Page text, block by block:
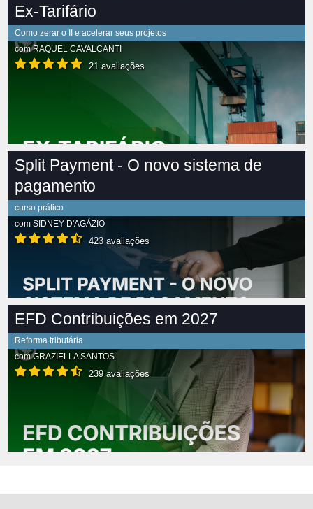
Ex-Tarifário
Como zerar o II e acelerar seus projetos
comRAQUEL CAVALCANTI
21 avaliações
Split Payment - O novo sistema de
pagamento
curso prático
com SIDNEY D'AGÁZIO
423 avaliações
EFD Contribuições em 2027
Reforma tributária
comGRAZIELLA SANTOS
239 avaliações